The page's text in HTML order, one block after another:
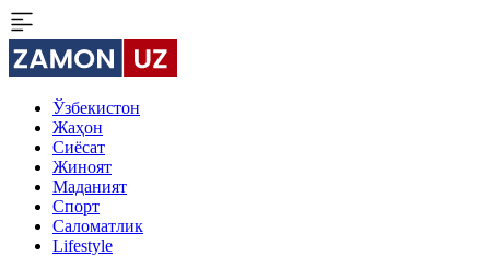
Ўзбекистон
Жаҳон
Сиёсат
Жиноят
Маданият
Спорт
Cаломатлик
Lifestyle